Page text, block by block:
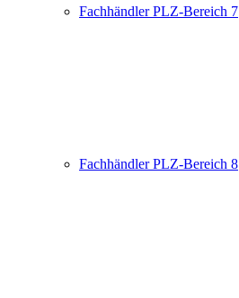
Fachhändler PLZ-Bereich 7
Fachhändler PLZ-Bereich 8